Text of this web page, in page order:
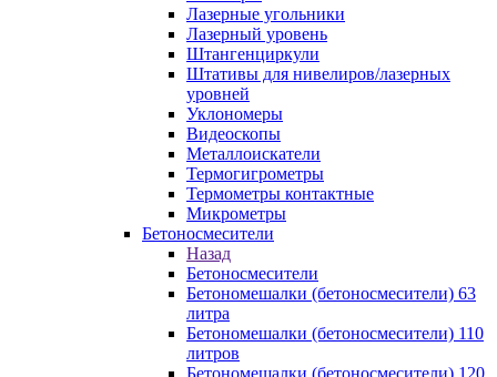
Лазерные угольники
Лазерный уровень
Штангенциркули
Штативы для нивелиров/лазерных
уровней
Уклономеры
Видеоскопы
Металлоискатели
Термогигрометры
Термометры контактные
Микрометры
Бетоносмесители
Назад
Бетоносмесители
Бетономешалки (бетоносмесители) 63
литра
Бетономешалки (бетоносмесители) 110
литров
Бетономешалки (бетоносмесители) 120